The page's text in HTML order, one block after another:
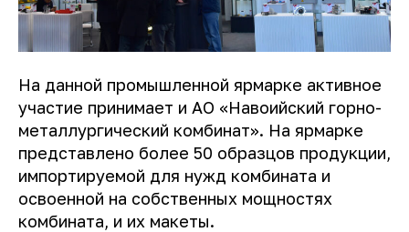
На данной промышленной ярмарке активное
участие принимает и АО «Навоийский горно-
металлургический комбинат». На ярмарке
представлено более 50 образцов продукции,
импортируемой для нужд комбината и
освоенной на собственных мощностях
комбината, и их макеты.